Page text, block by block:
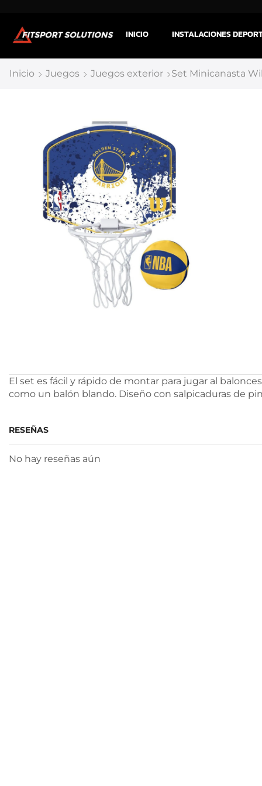
INICIO INSTALACIONES
Inicio Juegos Juegos exterior Set Minicanasta
El set es fácil y rápido de montar para jugar al
como un balón blando. Diseño con salpicaduras de
RESEÑAS
No hay reseñas aún